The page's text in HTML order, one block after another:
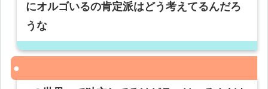
にオルゴいるの肯定派はどう考えてるんだろ
うな